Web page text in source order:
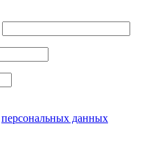
персональных данных